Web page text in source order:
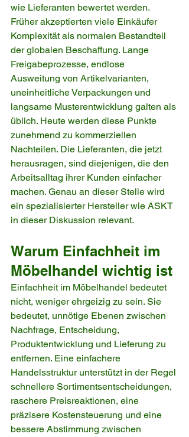
wie Lieferanten bewertet werden.
Früher akzeptierten viele Einkäufer
Komplexität als normalen Bestandteil
der globalen Beschaffung. Lange
Freigabeprozesse, endlose
Ausweitung von Artikelvarianten,
uneinheitliche Verpackungen und
langsame Musterentwicklung galten als
üblich. Heute werden diese Punkte
zunehmend zu kommerziellen
Nachteilen. Die Lieferanten, die jetzt
herausragen, sind diejenigen, die den
Arbeitsalltag ihrer Kunden einfacher
machen. Genau an dieser Stelle wird
ein spezialisierter Hersteller wie ASKT
in dieser Diskussion relevant.
Warum Einfachheit im
Möbelhandel wichtig ist
Einfachheit im Möbelhandel bedeutet
nicht, weniger ehrgeizig zu sein. Sie
bedeutet, unnötige Ebenen zwischen
Nachfrage, Entscheidung,
Produktentwicklung und Lieferung zu
entfernen. Eine einfachere
Handelsstruktur unterstützt in der Regel
schnellere Sortimentsentscheidungen,
raschere Preisreaktionen, eine
präzisere Kostensteuerung und eine
bessere Abstimmung zwischen